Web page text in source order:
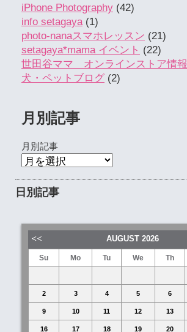
iPhone Photography (42)
info setagaya(1)
photo-nanaスマホレッスン (21)
setagaya*mama イベント (22)
世田谷ママ オンラインストア情報
犬・ペットブログ (2)
月別記事
月別記事
日別記事
AUGUST 2026
Su Mo Tu We Th
2 3 4 5 6
9 10 11 12 13
16 17 18 19 20